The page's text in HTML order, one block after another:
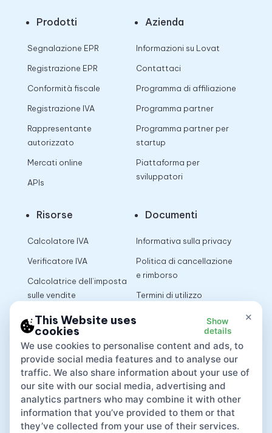
Prodotti
Segnalazione EPR
Registrazione EPR
Conformità fiscale
Registrazione IVA
Rappresentante
autorizzato
Mercati online
APIs
Azienda
Informazioni su Lovat
Contattaci
Programma di affiliazione
Programma partner
Programma partner per
startup
Piattaforma per
sviluppatori
Risorse
Calcolatore IVA
Verificatore IVA
Calcolatrice dell’imposta
sulle vendite
Documenti
Informativa sulla privacy
Politica di cancellazione
e rimborso
Termini di utilizzo
×
This Website uses
cookies
Show
details
We use cookies to personalise content and ads, to
provide social media features and to analyse our
traffic. We also share information about your use of
our site with our social media, advertising and
analytics partners who may combine it with other
information that you’ve provided to them or that
they’ve collected from your use of their services.